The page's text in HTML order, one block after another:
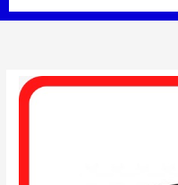
quantité
de